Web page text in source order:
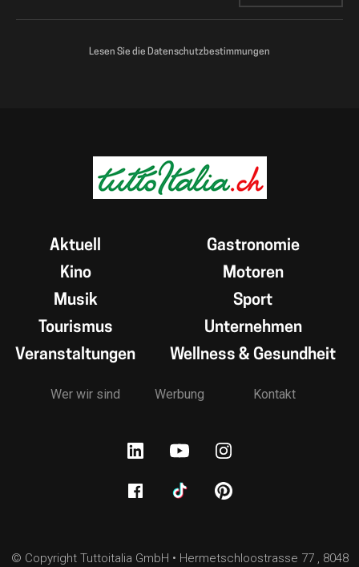
Lesen Sie die Datenschutzbestimmungen
Aktuell
Gastronomie
Kino
Motoren
Musik
Sport
Tourismus
Unternehmen
Veranstaltungen
Wellness & Gesundheit
Wer wir sind Werbung Kontakt
© Copyright Tuttoitalia GmbH • Hermetschloostrasse 77 , 8048